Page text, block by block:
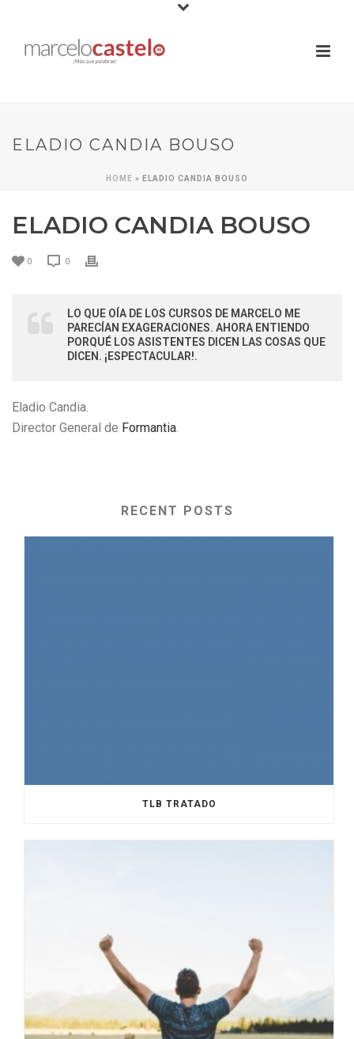
ELADIO CANDIA BOUSO
HOME » ELADIO CANDIA BOUSO
ELADIO CANDIA BOUSO
0 0
LO QUE OÍA DE LOS CURSOS DE MARCELO ME
PARECÍAN EXAGERACIONES. AHORA ENTIENDO
PORQUÉ LOS ASISTENTES DICEN LAS COSAS QUE
DICEN. ¡ESPECTACULAR!.
Eladio Candia.
Director General de Formantia.
RECENT POSTS
TLB TRATADO